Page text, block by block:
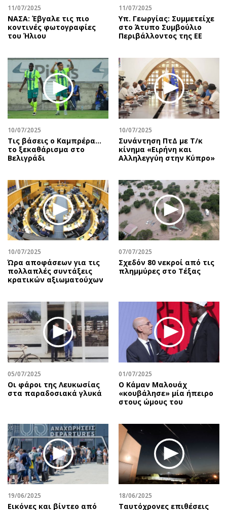
11/07/2025
ΝΑΣΑ: Έβγαλε τις πιο
κοντινές φωτογραφίες
του Ήλιου
11/07/2025
Υπ. Γεωργίας: Συμμετείχε
στο Άτυπο Συμβούλιο
Περιβάλλοντος της ΕΕ
10/07/2025
Τις βάσεις ο Καμπρέρα…
το ξεκαθάρισμα στο
Βελιγράδι
10/07/2025
Συνάντηση ΠτΔ με Τ/κ
κίνημα «Ειρήνη και
Αλληλεγγύη στην Κύπρο»
10/07/2025
Ώρα αποφάσεων για τις
πολλαπλές συντάξεις
κρατικών αξιωματούχων
07/07/2025
Σχεδόν 80 νεκροί από τις
πλημμύρες στο Τέξας
05/07/2025
Οι φάροι της Λευκωσίας
στα παραδοσιακά γλυκά
01/07/2025
Ο Κάμαν Μαλουάχ
«κουβάλησε» μία ήπειρο
στους ώμους του
19/06/2025
Εικόνες και βίντεο από
18/06/2025
Ταυτόχρονες επιθέσεις